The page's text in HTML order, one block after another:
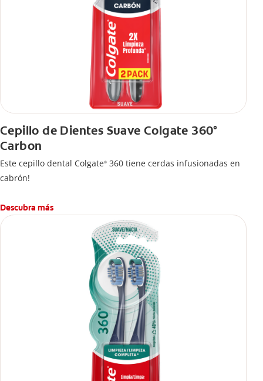
Cepillo de Dientes Suave Colgate 360°
Carbon
Este cepillo dental Colgate® 360 tiene cerdas infusionadas en
cabrón!
Descubra más